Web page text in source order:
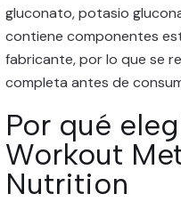
gluconato, potasio
contiene componentes
fabricante, por lo que se
completa antes de
Por qué
Workout
Nutrition